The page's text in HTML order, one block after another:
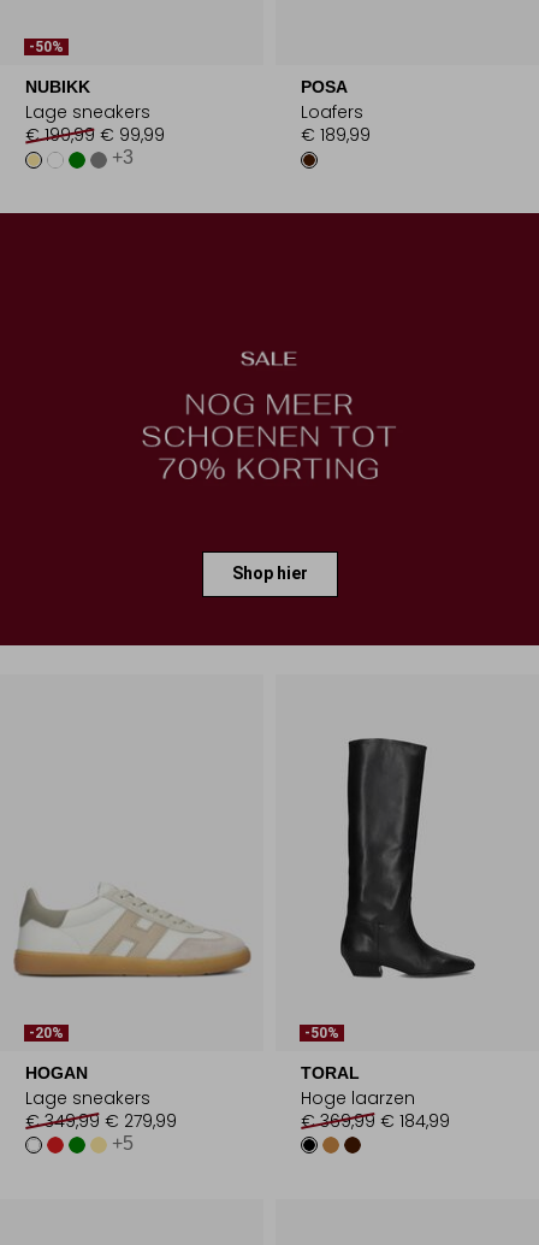
-50%
NUBIKK
Lage sneakers
€ 199,99 € 99,99
+3
POSA
Loafers
€ 189,99
Shop hier
-20%
HOGAN
Lage sneakers
€ 349,99 € 279,99
+5
-50%
TORAL
Hoge laarzen
€ 369,99 € 184,99